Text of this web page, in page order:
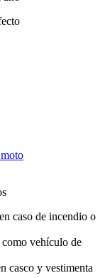
caso de incendio o
vehículo de
casco y vestimenta